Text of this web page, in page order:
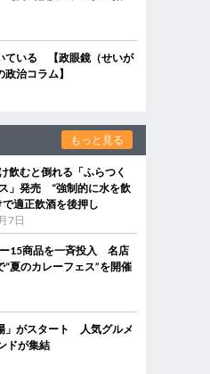
ている 【政眼鏡（せいが
治コラム】
もっと見る
飲むと倒れる「ふらつく
」発売 “強制的に水を飲
で適正飲酒を後押し
7日
15商品を一斉投入 名店
夏のカレーフェス”を開催
」がスタート 人気グルメ
ドが集結